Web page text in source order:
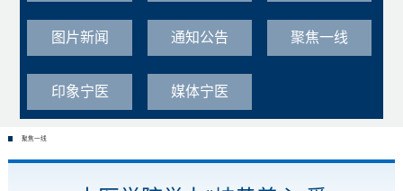
图片新闻 通知公告 聚焦一线
印象宁医 媒体宁医
聚焦一线